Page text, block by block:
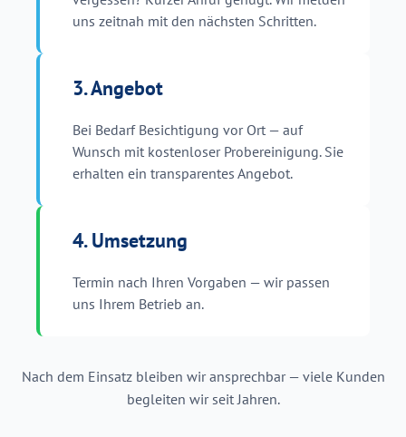
uns zeitnah mit den nächsten Schritten.
3. Angebot
Bei Bedarf Besichtigung vor Ort — auf
Wunsch mit kostenloser Probereinigung. Sie
erhalten ein transparentes Angebot.
4. Umsetzung
Termin nach Ihren Vorgaben — wir passen
uns Ihrem Betrieb an.
Nach dem Einsatz bleiben wir ansprechbar — viele Kunden
begleiten wir seit Jahren.